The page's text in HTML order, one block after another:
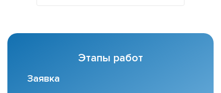
Этапы работ
Заявка